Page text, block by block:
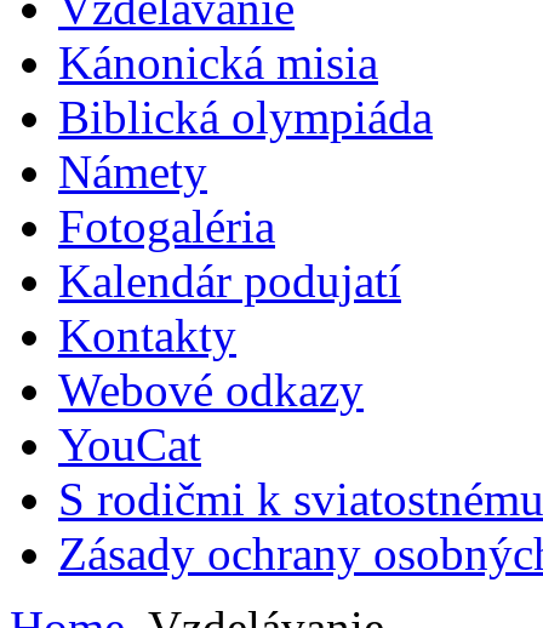
Kánonická misia
Biblická olympiáda
Námety
Fotogaléria
Kalendár podujatí
Kontakty
Webové odkazy
YouCat
S rodičmi k
Zásady ochrany